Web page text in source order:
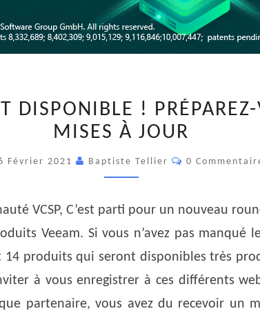
RTM
EST
VOUS
AUX
MISES
JOUR
DISPONIBLE !
MISES À JOUR
Février 2021 Baptiste Tellier Commentaires
0
VCSP, C’est parti pour un nouveau
Veeam. Si vous n’avez pas manqué
14 produits qui seront disponibles très
à vous enregistrer à ces différents
partenaire, vous avez du recevoir un